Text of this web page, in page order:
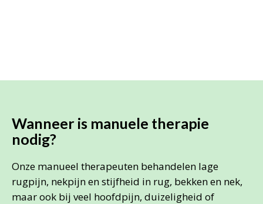
Wanneer is manuele therapie
nodig?
Onze manueel therapeuten behandelen lage
rugpijn, nekpijn en stijfheid in rug, bekken en nek,
maar ook bij veel hoofdpijn, duizeligheid of